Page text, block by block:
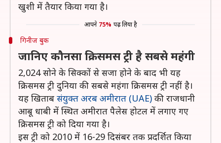
खुशी में तैयार किया गया है।
आपने 75% पढ़ लिया है
गिनीज बुक
जानिए कौनसा क्रिसमस ट्री है सबसे महंगी
2,024 सोने के सिक्कों से सजा होने के बाद भी यह
क्रिसमस ट्री दुनिया की सबसे महंगा क्रिसमस ट्री नहीं है।
यह खिताब संयुक्त अरब अमीरात (UAE) की राजधानी
आबू धाबी में स्थित अमीरात पैलेस होटल में लगाए गए
क्रिसमस ट्री को दिया गया है।
इस ट्री को 2010 में 16-29 दिसंबर तक प्रदर्शित किया